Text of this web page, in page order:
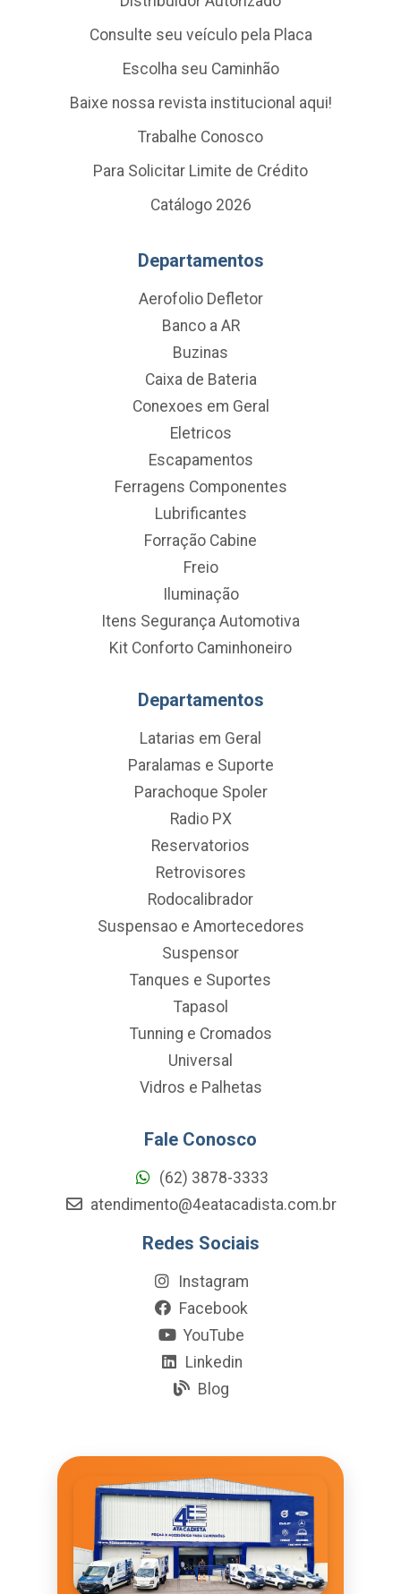
Consulte seu veículo pela Placa
Escolha seu Caminhão
Baixe nossa revista institucional aqui!
Trabalhe Conosco
Para Solicitar Limite de Crédito
Catálogo 2026
Departamentos
Aerofolio Defletor
Banco a AR
Buzinas
Caixa de Bateria
Conexoes em Geral
Eletricos
Escapamentos
Ferragens Componentes
Lubrificantes
Forração Cabine
Freio
Iluminação
Itens Segurança Automotiva
Kit Conforto Caminhoneiro
Departamentos
Latarias em Geral
Paralamas e Suporte
Parachoque Spoler
Radio PX
Reservatorios
Retrovisores
Rodocalibrador
Suspensao e Amortecedores
Suspensor
Tanques e Suportes
Tapasol
Tunning e Cromados
Universal
Vidros e Palhetas
Fale Conosco
(62) 3878-3333
atendimento@4eatacadista.com.br
Redes Sociais
Instagram
Facebook
YouTube
Linkedin
Blog